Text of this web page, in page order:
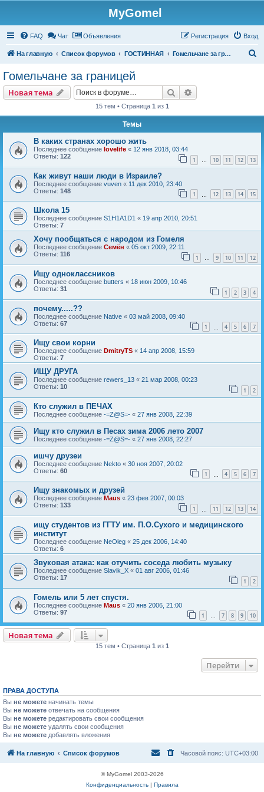
MyGomel
FAQ Чат Объявления Вход
Регистрация
На главную Список форумов ГОСТИННАЯ Гомельчане за границей
Гомельчане за границей
Новая тема
Новаятема Поиск
15 тем • Страница 1 из 1
Темы
В каких странах хорошо жить
Последнее сообщение lovelife « 12 янв 2018, 03:44
Ответы: 122 1 … 10 11 12 13
Как живут наши люди в Израиле?
Последнее сообщение vuven « 11 дек 2010, 23:40
Ответы: 148 1 12 13 14 15
Школа 15
Последнее сообщение S1H1A1D1 « 19 апр 2010, 20:51
Ответы: 7
Хочу пообщаться с народом из Гомеля
Последнее сообщение Семён « 05 окт 2009, 22:11
Ответы: 116 1 … 9 10 11 12
Ищу одноклассников
Последнее сообщение butters « 18 июн 2009, 10:46
Ответы: 31 1 2 3 4
почему.....??
Последнее сообщение Native « 03 май 2008, 09:40
Ответы: 67 1 4 5 6 7
Ищу свои корни
Последнее сообщение DmitryTS « 14 апр 2008, 15:59
Ответы: 7
ИЩУ ДРУГА
Последнее сообщение rewers_13 « 21 мар 2008, 00:23
Ответы: 10 1 2
Кто служил в ПЕЧАХ
Последнее сообщение -=Z@S=- « 27 янв 2008, 22:39
Ищу кто служил в Песах зима 2006 лето 2007
Последнее сообщение -=Z@S=- « 27 янв 2008, 22:27
ишчу друзеи
Последнее сообщение Nekto « 30 ноя 2007, 20:02
Ответы: 60 1 4 5 6 7
Ищу знакомых и друзей
Последнее сообщение Maus « 23 фев 2007, 00:03
Ответы: 133 1 11 12 13 14
ищу студентов из ГГТУ им. П.О.Сухого и медицинского
институт
Последнее сообщение NeOleg « 25 дек 2006, 14:40
Ответы: 6
Звуковая атака: как отучить соседа любить музыку
Последнее сообщение Slavik_X « 01 авг 2006, 01:46
Ответы: 17 1 2
Гомель или 5 лет спустя.
Последнее сообщение Maus « 20 янв 2006, 21:00
Ответы: 97 1 7 8 9 10
Новая тема
Новаятема
15 тем • Страница 1из 1
Перейти
ПРАВА ДОСТУПА
Вы не можете начинать темы
Вы не можете отвечать на сообщения
Вы не можете редактировать свои сообщения
Вы не можете удалять свои сообщения
Вы не можете добавлять вложения
На главную Список форумов Часовой пояс: UTC+03:00
© MyGomel 2003-2026
Конфиденциальность| Правила